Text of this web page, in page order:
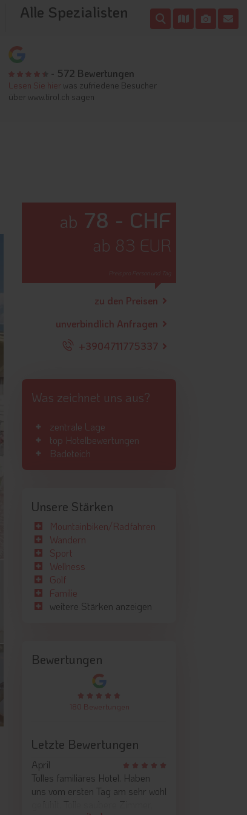
Alle Spezialisten
- 572 Bewertungen
Lesen Sie hierwas zufriedene Besucher
über www.tirol.ch sagen
ab 78 - CHF
ab 83 EUR
zu den Preisen
unverbindlich Anfragen
+3904711775337
Was zeichnet uns aus?
zentrale Lage
top Hotelbewertungen
Badeteich
Unsere Stärken
Mountainbiken/Radfahren
Wandern
Sport
Wellness
Golf
Familie
weitere Stärken anzeigen
Bewertungen
180 Bewertungen
Letzte Bewertungen
April
Tolles familiäres Hotel. Haben
uns vom ersten Tag am sehr wohl
gefühlt. Tolle saubere Zimmer,